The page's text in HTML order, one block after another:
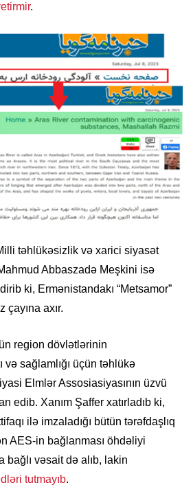
.
təhlükəsizlik və xarici siyasət
Abbaszadə Meşkini isə
ki, Ermənistandakı “Metsamor”
çayına axır.
region dövlətlərinin
və sağlamlığı üçün təhlükə
Elmlər Assosiasiyasının üzvü
edib. Xanım Şaffer xatırladıb ki,
ilə imzaladığı bütün tərəfdaşlıq
AES-in bağlanması öhdəliyi
bağlı vəsait də alıb, lakin
tutmayıb.